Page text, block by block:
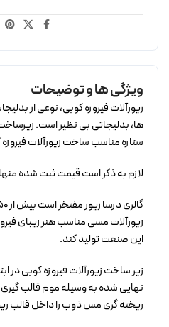
ویژگی ها و توضیحات
زیورآلات فیروزه کوبی، نوعی از
ها، بدلیجاتی بی نظیر است. زیرساخت
ستاره مناسب ساخت زیورآلات
لازم به ذکر است قیمت ثبت شده
زیورآلات مسی مناسب هنر زیبای
این صنعت تولید کند.
زیر ساخت زیورآلات فیروزه کوبی
نهایی شده به وسیله موم قالب
ریخته گری مس ذوب را داخل قالب